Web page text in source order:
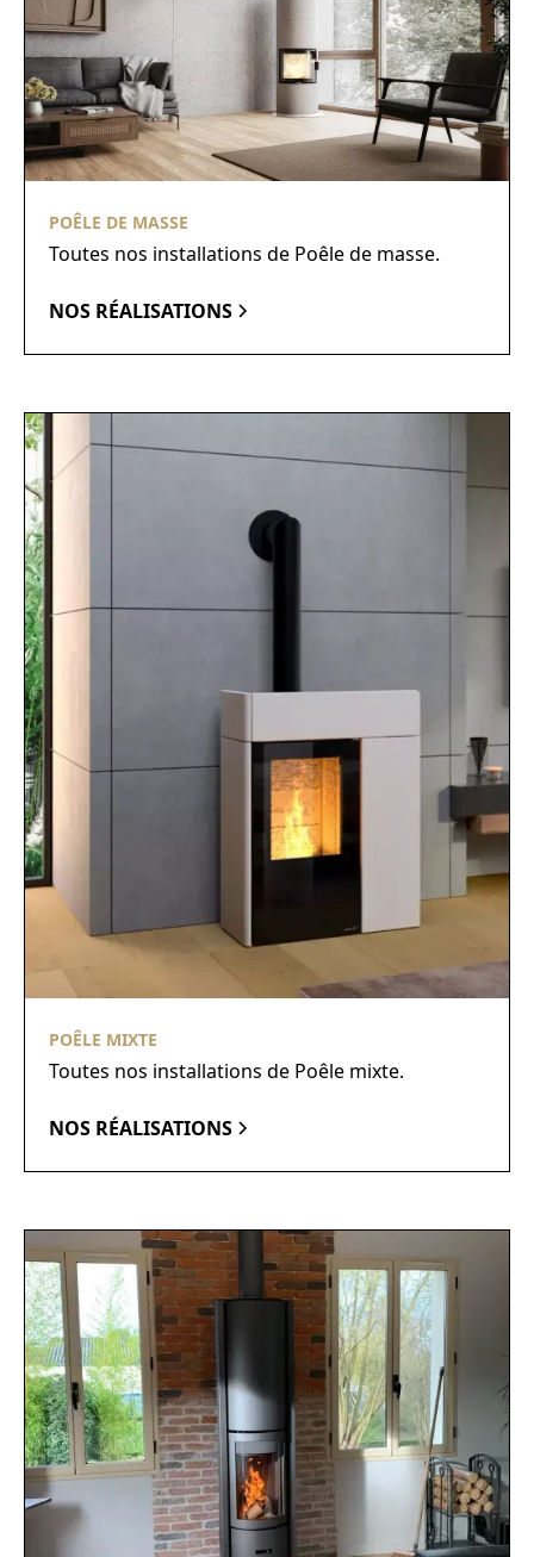
POÊLE DE MASSE
Toutes nos installations de Poêle de masse.
NOS RÉALISATIONS
POÊLE MIXTE
Toutes nos installations de Poêle mixte.
NOS RÉALISATIONS